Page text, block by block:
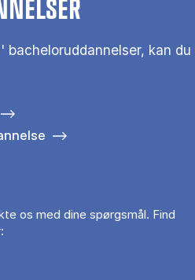
bacheloruddannelser, kan du
os med dine spørgsmål. Find